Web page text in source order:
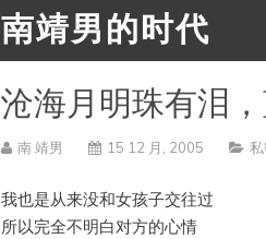
南靖男的时代
沧海月明珠有泪
南 靖男 15 12 月, 2005
我也是从来没和女孩子交往过
所以完全不明白对方的心情